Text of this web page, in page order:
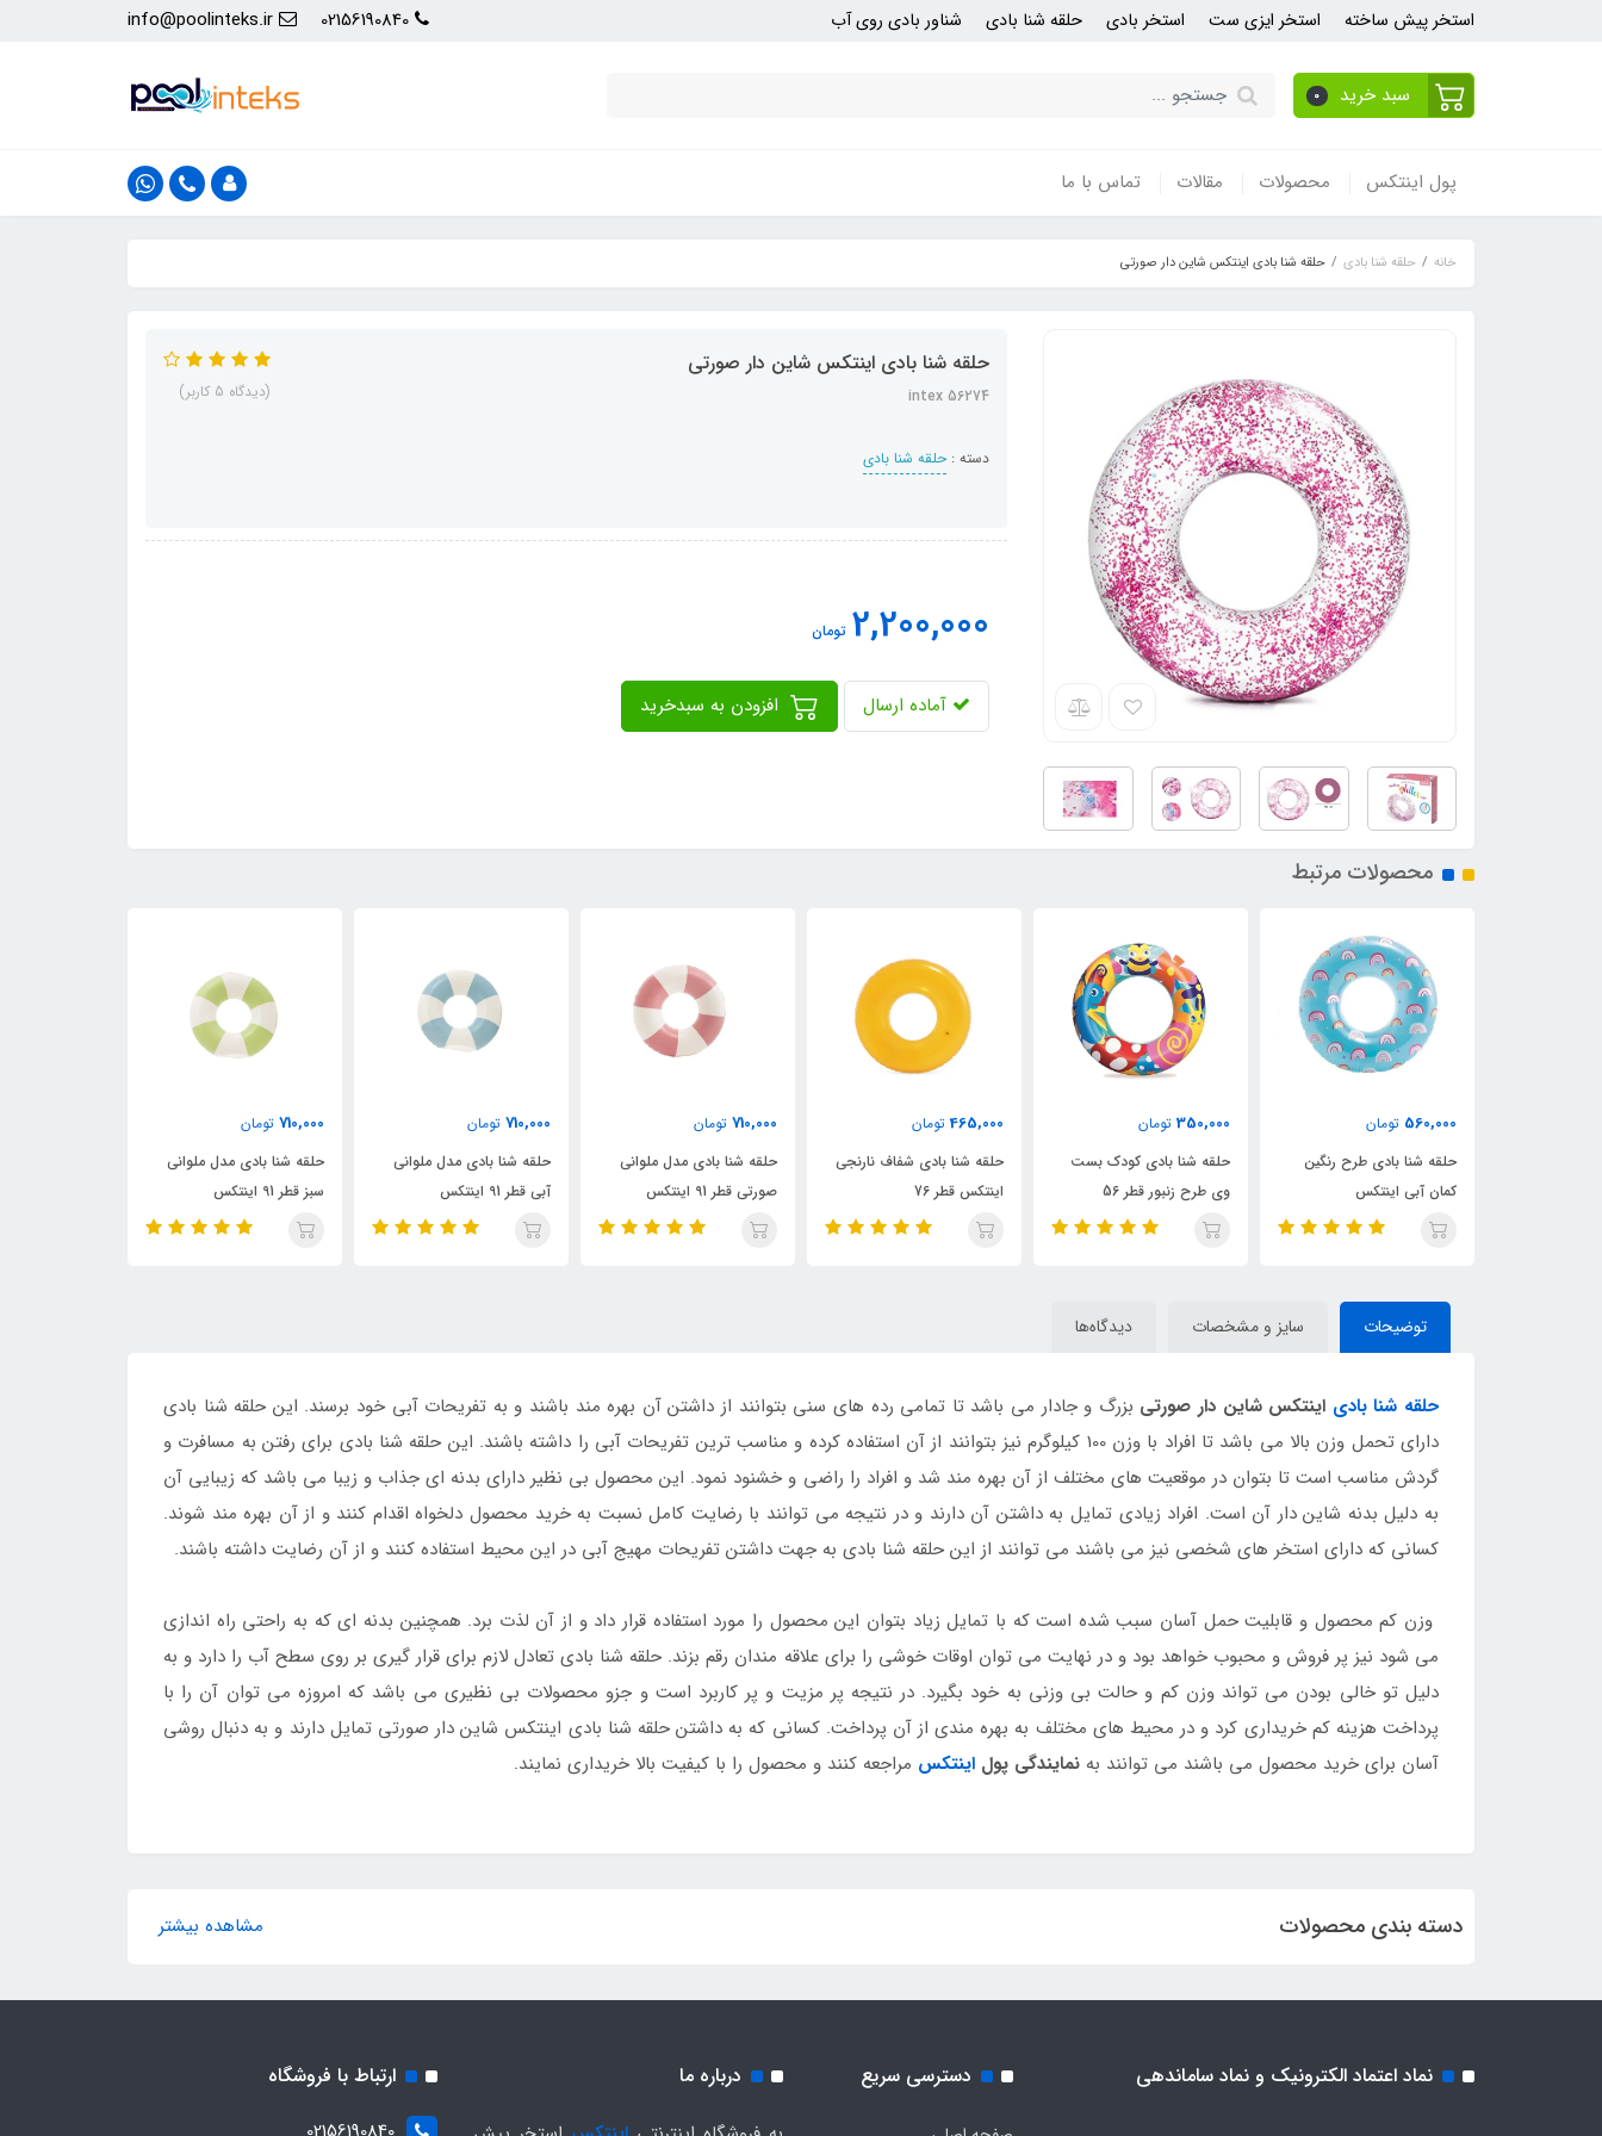
استخر پیش ساخته استخر ایزی ست استخر بادی حلقه شنا بادی شناور بادی روی آب 02156190840
info@poolinteks.ir
سبد خرید 0
پول اینتکس محصولات مقالات تماس با ما
خانه حلقه شنا بادی حلقه شنا بادی اینتکس شاین دار صورتی
حلقه شنا بادی اینتکس شاین دار صورتی
intex 56274
دسته : حلقه شنا بادی
(دیدگاه 5 کاربر)
2,200,000 تومان
آماده ارسال
محصولات مرتبط
350,000 تومان
حلقه شنا بادی کودک بست
وی طرح زنبور قطر 56
465,000 تومان
حلقه شنا بادی شفاف نارنجی
اینتکس قطر 76
710,000 تومان
حلقه شنا بادی مدل ملوانی
صورتی قطر 91 اینتکس
710,000 تومان
حلقه شنا بادی مدل ملوانی
آبی قطر 91 اینتکس
710,000 تومان
حلقه شنا بادی مدل ملوانی
سبز قطر 91 اینتکس
550,000 تومان
طرح سوپر ماریو
توضیحات سایز و مشخصات دیدگاه‌ها
حلقه شنا بادی اینتکس شاین دار صورتی بزرگ و جادار می باشد تا تمامی رده های سنی بتوانند از داشتن آن بهره مند باشند و به تفریحات آبی خود برسند. این حلقه شنا بادی
دارای تحمل وزن بالا می باشد تا افراد با وزن 100 کیلوگرم نیز بتوانند از آن استفاده کرده و مناسب ترین تفریحات آبی را داشته باشند. این حلقه شنا بادی برای رفتن به مسافرت و
گردش مناسب است تا بتوان در موقعیت های مختلف از آن بهره مند شد و افراد را راضی و خشنود نمود. این محصول بی نظیر دارای بدنه ای جذاب و زیبا می باشد که زیبایی آن
به دلیل بدنه شاین دار آن است. افراد زیادی تمایل به داشتن آن دارند و در نتیجه می توانند با رضایت کامل نسبت به خرید محصول دلخواه اقدام کنند و از آن بهره مند شوند.
کسانی که دارای استخر های شخصی نیز می باشند می توانند از این حلقه شنا بادی به جهت داشتن تفریحات مهیج آبی در این محیط استفاده کنند و از آن رضایت داشته باشند.
وزن کم محصول و قابلیت حمل آسان سبب شده است که با تمایل زیاد بتوان این محصول را مورد استفاده قرار داد و از آن لذت برد. همچنین بدنه ای که به راحتی راه اندازی
می شود نیز پر فروش و محبوب خواهد بود و در نهایت می توان اوقات خوشی را برای علاقه مندان رقم بزند. حلقه شنا بادی تعادل لازم برای قرار گیری بر روی سطح آب را دارد و به
دلیل تو خالی بودن می تواند وزن کم و حالت بی وزنی به خود بگیرد. در نتیجه پر مزیت و پر کاربرد است و جزو محصولات بی نظیری می باشد که امروزه می توان آن را با
پرداخت هزینه کم خریداری کرد و در محیط های مختلف به بهره مندی از آن پرداخت. کسانی که به داشتن حلقه شنا بادی اینتکس شاین دار صورتی تمایل دارند و به دنبال روشی
آسان برای خرید محصول می باشند می توانند به نمایندگی پول اینتکس مراجعه کنند و محصول را با کیفیت بالا خریداری نمایند.
دسته بندی محصولات مشاهده بیشتر
نماد اعتماد الکترونیک و نماد ساماندهی دسترسی سریع درباره ما ارتباط با فروشگاه